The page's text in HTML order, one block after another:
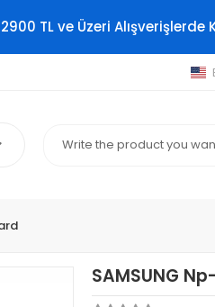
2900 TL ve Üzeri
SAMSUNG